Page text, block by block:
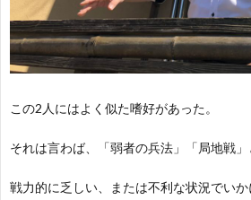
この2人にはよく似た嗜好があった。
それは言わば、「弱者の兵法」「局地戦」
戦力的に乏しい、または不利な状況でい